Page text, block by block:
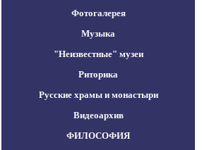
Фотогалерея
Музыка
"Неизвестные" музеи
Риторика
Русские храмы и монастыри
Видеоархив
ФИЛОСОФИЯ